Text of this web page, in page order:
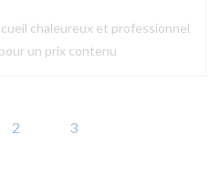
chaleureux et professionnel
un prix contenu
2 3